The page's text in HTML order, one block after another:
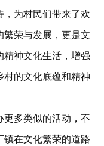
为村民们带来了欢
繁荣与发展，更是文
神文化生活，增强
村的文化底蕴和精神
多类似的活动，不
在文化繁荣的道路